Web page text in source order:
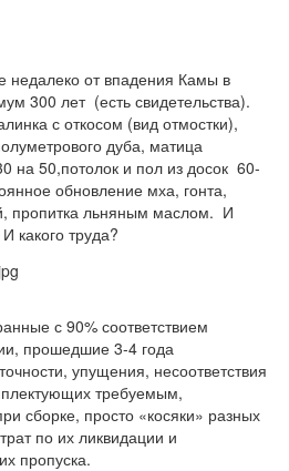
недалеко от впадения Камы в
300 лет (есть свидетельства).
с откосом (вид отмостки),
дуба, матица
на 50,потолок и пол из досок 60-
обновление мха, гонта,
пропитка льняным маслом. И
какого труда?
с 90% соответствием
прошедшие 3-4 года
упущения, несоответствия
требуемым,
сборке, просто «косяки» разных
по их ликвидации и
пропуска.